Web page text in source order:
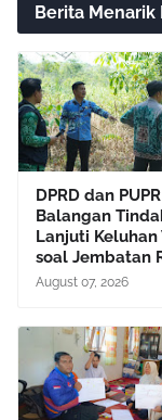
Berita Menarik
DPRD dan PUPR
Balangan
Lanjuti Keluhan
soal Jembatan
August 07, 2026